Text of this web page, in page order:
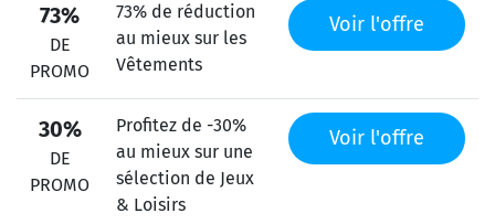
73%
DE
PROMO
73% de réduction
au mieux sur les
Vêtements
Voir l'offre
30%
DE
PROMO
Profitez de -30%
au mieux sur une
sélection de Jeux
& Loisirs
Voir l'offre